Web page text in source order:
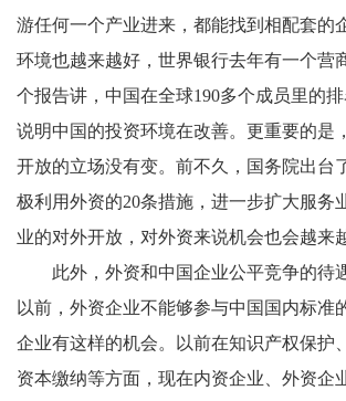
游任何一个产业进来，都能找到相配套的
环境也越来越好，世界银行去年有一个营
个报告讲，中国在全球190多个成员里的
说明中国的投资环境在改善。更重要的是
开放的立场没有变。前不久，国务院出台
极利用外资的20条措施，进一步扩大服务
业的对外开放，对外资来说机会也会越来
此外，外资和中国企业公平竞争的待遇
以前，外资企业不能够参与中国国内标准
企业有这样的机会。以前在知识产权保护
资本缴纳等方面，现在内资企业、外资企